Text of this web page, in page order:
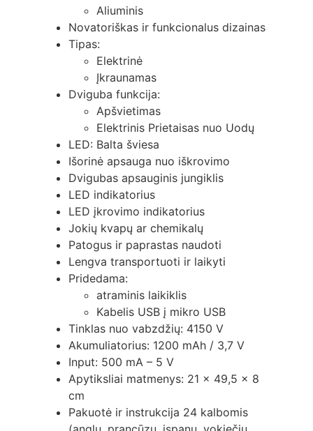
Aliuminis
Novatoriškas ir funkcionalus dizainas
Tipas:
Elektrinė
Įkraunamas
Dviguba funkcija:
Apšvietimas
Elektrinis Prietaisas nuo Uodų
LED: Balta šviesa
Išorinė apsauga nuo iškrovimo
Dvigubas apsauginis jungiklis
LED indikatorius
LED įkrovimo indikatorius
Jokių kvapų ar chemikalų
Patogus ir paprastas naudoti
Lengva transportuoti ir laikyti
Pridedama:
atraminis laikiklis
Kabelis USB į mikro USB
Tinklas nuo vabzdžių: 4150 V
Akumuliatorius: 1200 mAh / 3,7 V
Input: 500 mA – 5 V
Apytiksliai matmenys: 21 x 49,5 x 8
cm
Pakuotė ir instrukcija 24 kalbomis